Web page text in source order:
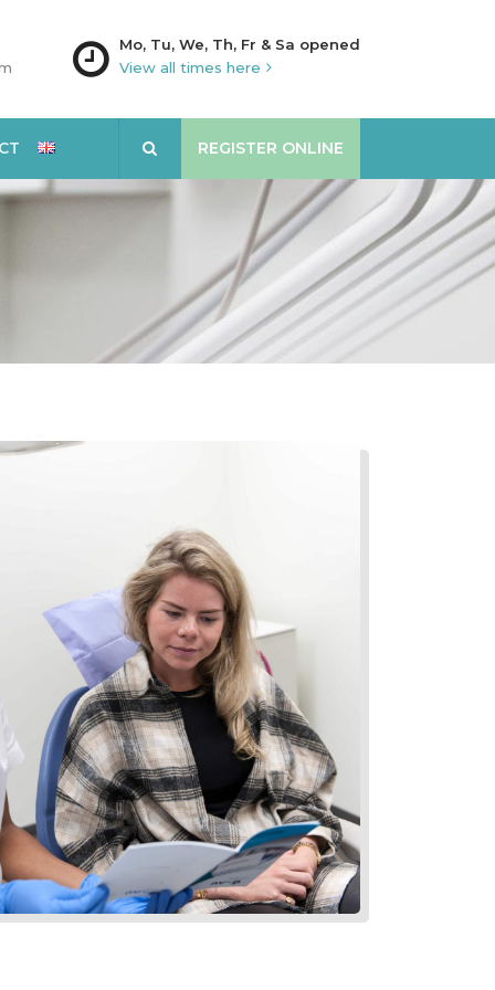
Mo, Tu, We, Th, Fr & Sa opened
View all times here
REGISTER ONLINE